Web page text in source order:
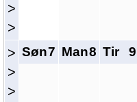
>
>
>
>
>
7
Søn 8
Man 9
Tir